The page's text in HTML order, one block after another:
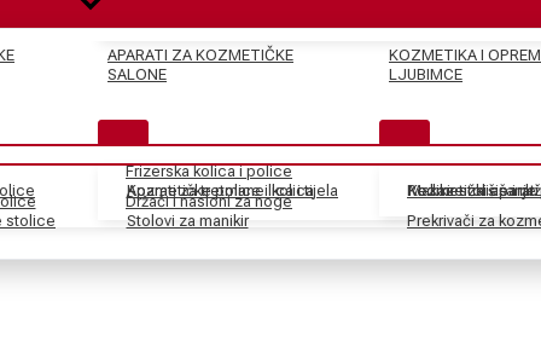
Frizerska kolica i police
Držači i nasloni za noge
stolice
Kozmetičke police i kolica
Stolovi za manikir
Pedikir stolice i
Prekrivači za
APARATI ZA KOZMETIČKE
SALONE
Aparati za tretmane lica i tijela Kozmetički
KOZMETIKA I
LJUBIMCE
Makaze za šišanje